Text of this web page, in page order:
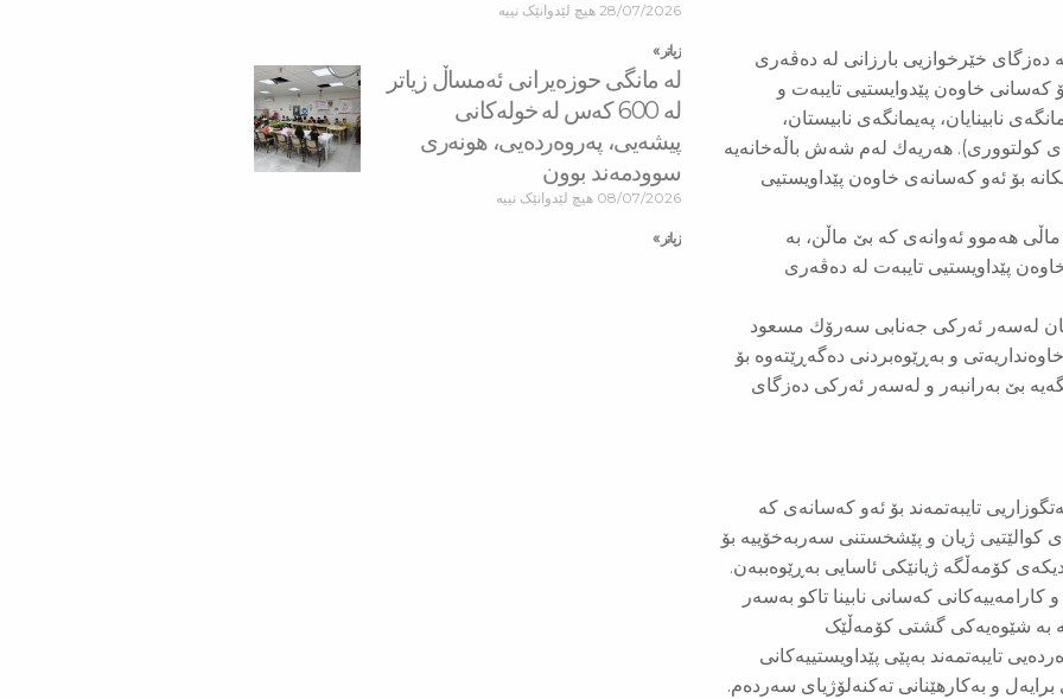
ده‌زگای خێرخوازیی بارزانی له‌ ده‌ڤه‌ری
خاوه‌ن پێدوایستیی تایبەت و
نابینایان، په‌یمانگه‌ی نابیستان،
كولتووری). هه‌ریه‌ك له‌م شه‌ش باڵه‌خانه‌یه‌
بۆ ئه‌و كه‌سانه‌ی خاوه‌ن پێداویستیی
هه‌موو ئه‌وانه‌ی كه‌ بێ ماڵن، به‌
پێداویستیی تایبەت له‌ ده‌ڤه‌ری
له‌سه‌ر ئه‌ركی جه‌نابی سه‌رۆك مسعود
كاره‌كانی كردووه‌، خاوه‌نداریه‌تی و بەڕێوەبردنی ده‌گه‌ڕێته‌وه‌ بۆ
بێ به‌رانبه‌ر و له‌سه‌ر ئه‌ركی ده‌زگای
تایبەتمەند بۆ ئەو کەسانەی کە
کوالێتیی ژیان و پێشخستنی سەربەخۆییە بۆ
کۆمەڵگە ژیانێکی ئاسایی بەڕێوەببەن.
کارامەییەکانی کەسانی نابینا تاکو بەسەر
بە شێوەیەکی گشتی کۆمەڵێک
تایبەتمەند بەپێی پێداویستییەکانی
و بەکارهێنانی تەکنەلۆژیای سەردەم.
28/07/2026 هیچ لێدوانێک نییە
زیاتر »
لە مانگی حوزەیرانی ئەمساڵ زیاتر
له‌ 600 كه‌س له‌ خولەكانی
پیشەیی، پەروەردەیی، هونەری
سوودمه‌ند بوون
08/07/2026 هیچ لێدوانێک نییە
زیاتر »